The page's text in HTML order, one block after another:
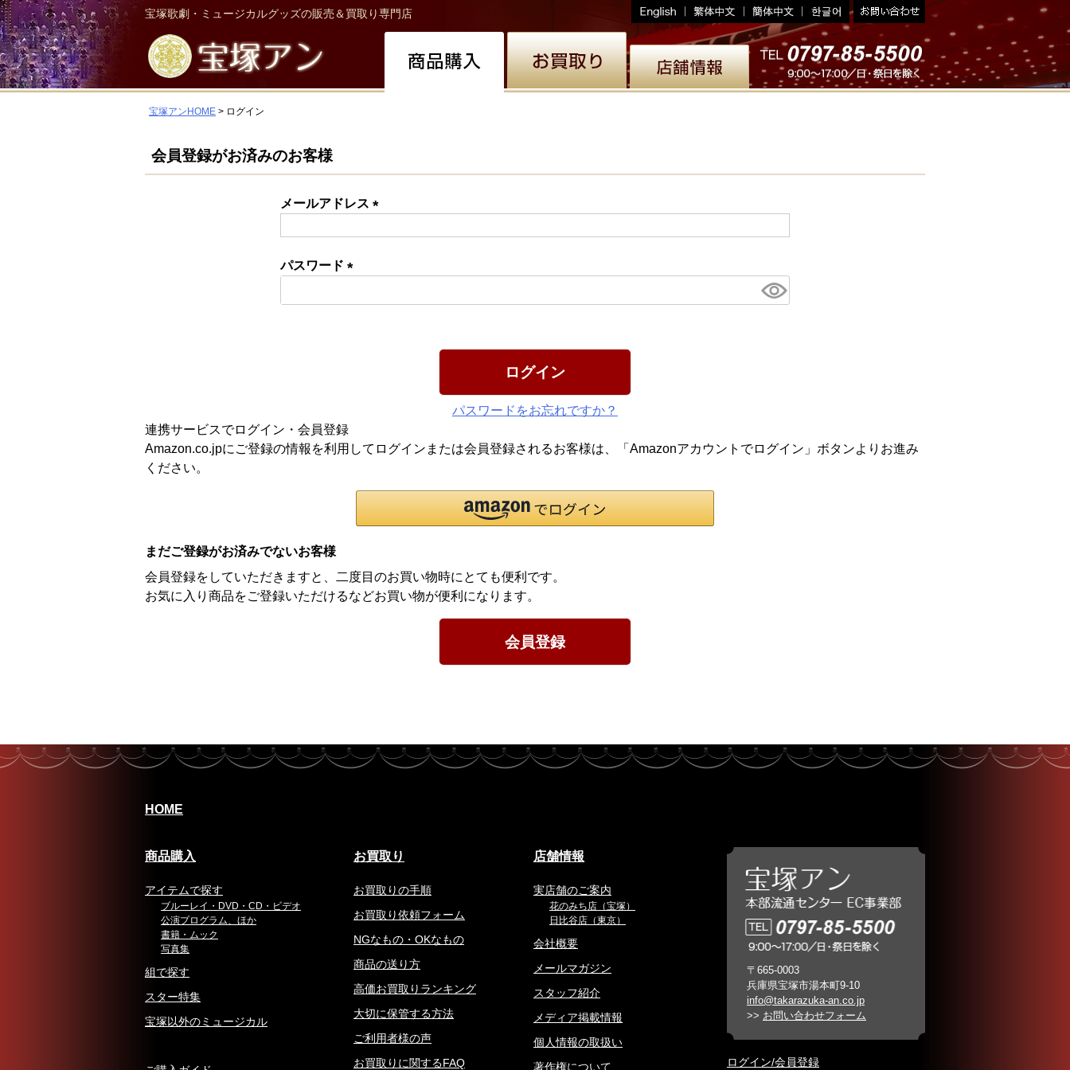
宝塚歌劇・ミュージカルグッズの販売＆買取り専門店
宝塚アンHOME ログイン
会員登録がお済みのお客様
メールアドレス
パスワード
須)
ログイン
パスワードをお忘れですか？
連携サービスでログイン・会員登録
Amazon.co.jpにご登録の情報を利用してログインまたは会員登録されるお客様は、「Amazonアカウントでログイン」ボタンよりお進み
ください。
まだご登録がお済みでないお客様
会員登録をしていただきますと、二度目のお買い物時にとても便利です。
お気に入り商品をご登録いただけるなどお買い物が便利になります。
会員登録
HOME
商品購入
アイテムで探す
ブルーレイ・DVD・CD・ビデオ
公演プログラム、ほか
書籍・ムック
写真集
組で探す
スター特集
宝塚以外のミュージカル
お買取り
お買取りの手順
お買取り依頼フォーム
NGなもの・OKなもの
商品の送り方
高価お買取りランキング
大切に保管する方法
ご利用者様の声
お買取りに関するFAQ
店舗情報
実店舗のご案内
花のみち店（宝塚）
日比谷店（東京）
会社概要
メールマガジン
スタッフ紹介
メディア掲載情報
個人情報の取扱い
著作権について
〒665-0003
兵庫県宝塚市湯本町9-10
info@takarazuka-an.co.jp
>> お問い合わせフォーム
ログイン/会員登録